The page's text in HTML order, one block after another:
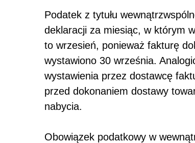
Podatek z tytułu
deklaracji za miesiąc, w którym
to wrzesień, ponieważ fakturę
wystawiono 30 września.
wystawienia przez dostawcę
przed dokonaniem dostawy
nabycia.
Obowiązek podatkowy w